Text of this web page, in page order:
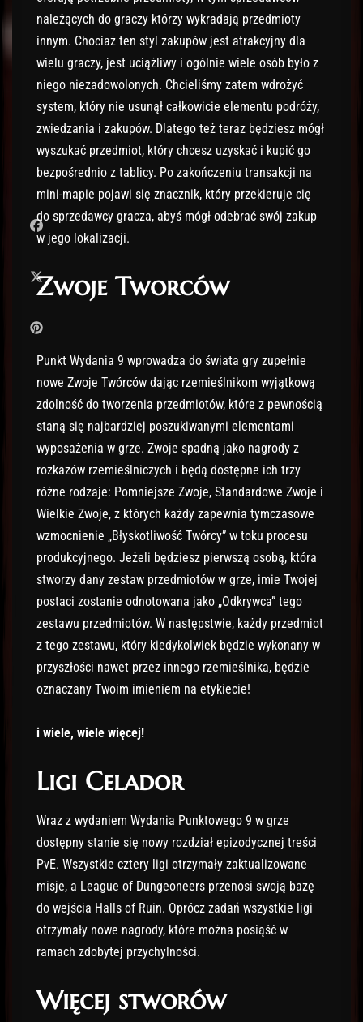
należących do graczy którzy wykradają przedmioty
innym. Chociaż ten styl zakupów jest atrakcyjny dla
wielu graczy, jest uciążliwy i ogólnie wiele osób było z
niego niezadowolonych. Chcieliśmy zatem wdrożyć
system, który nie usunął całkowicie elementu podróży,
zwiedzania i zakupów. Dlatego też teraz będziesz mógł
wyszukać przedmiot, który chcesz uzyskać i kupić go
bezpośrednio z tablicy. Po zakończeniu transakcji na
mini-mapie pojawi się znacznik, który przekieruje cię
do sprzedawcy gracza, abyś mógł odebrać swój zakup
w jego lokalizacji.
Zwoje Tworców
Punkt Wydania 9 wprowadza do świata gry zupełnie
nowe Zwoje Twórców dając rzemieślnikom wyjątkową
zdolność do tworzenia przedmiotów, które z pewnością
staną się najbardziej poszukiwanymi elementami
wyposażenia w grze. Zwoje spadną jako nagrody z
rozkazów rzemieślniczych i będą dostępne ich trzy
różne rodzaje: Pomniejsze Zwoje, Standardowe Zwoje i
Wielkie Zwoje, z których każdy zapewnia tymczasowe
wzmocnienie „Błyskotliwość Twórcy” w toku procesu
produkcyjnego. Jeżeli będziesz pierwszą osobą, która
stworzy dany zestaw przedmiotów w grze, imie Twojej
postaci zostanie odnotowana jako „Odkrywca” tego
zestawu przedmiotów. W następstwie, każdy przedmiot
z tego zestawu, który kiedykolwiek będzie wykonany w
przyszłości nawet przez innego rzemieślnika, będzie
oznaczany Twoim imieniem na etykiecie!
i wiele, wiele więcej!
Ligi Celador
Wraz z wydaniem Wydania Punktowego 9 w grze
dostępny stanie się nowy rozdział epizodycznej treści
PvE. Wszystkie cztery ligi otrzymały zaktualizowane
misje, a League of Dungeoneers przenosi swoją bazę
do wejścia Halls of Ruin. Oprócz zadań wszystkie ligi
otrzymały nowe nagrody, które można posiąść w
ramach zdobytej przychylności.
Więcej stworów